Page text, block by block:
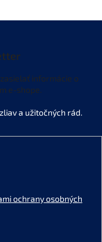
informácie o
e-shope.
ochrany osobných